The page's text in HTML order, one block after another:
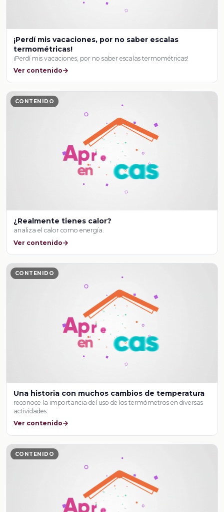
¡Perdí mis vacaciones, por no saber escalas
termométricas!
¡Perdí mis vacaciones, por no saber escalas termométricas!
Ver contenido
CONTENIDO
¿Realmente tienes calor?
analiza el calor como energía.
Ver contenido
CONTENIDO
Una historia con muchos cambios de temperatura
reconoce la importancia del uso de los termómetros en diversas
actividades.
Ver contenido
CONTENIDO